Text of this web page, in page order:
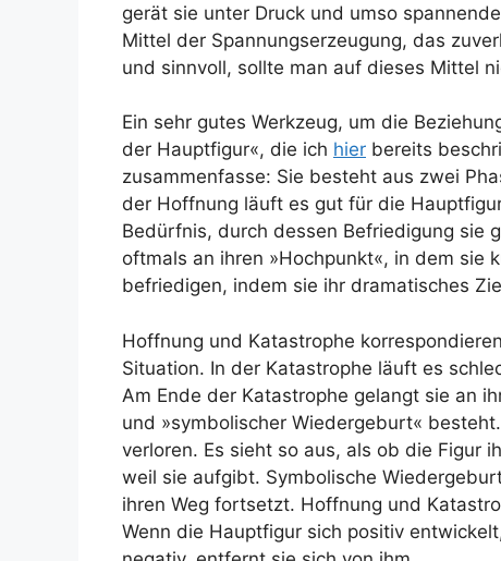
gerät sie unter Druck und umso
Mittel der Spannungserzeugung, das
und sinnvoll, sollte man auf dieses Mittel
Ein sehr gutes Werkzeug, um die
der Hauptfigur«, die ich hier bereits
zusammenfasse: Sie besteht aus zwei
der Hoffnung läuft es gut für die
Bedürfnis, durch dessen Befriedigung sie
oftmals an ihren »Hochpunkt«, in dem sie
befriedigen, indem sie ihr dramatisches
Hoffnung und Katastrophe
Situation. In der Katastrophe läuft es
Am Ende der Katastrophe gelangt sie an
und »symbolischer Wiedergeburt«
verloren. Es sieht so aus, als ob die Figur
weil sie aufgibt. Symbolische
ihren Weg fortsetzt. Hoffnung und
Wenn die Hauptfigur sich positiv